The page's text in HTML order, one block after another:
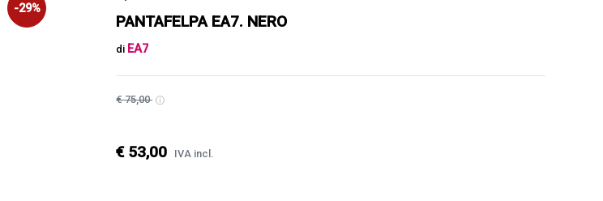
-29%
PANTAFELPA EA7. NERO
di EA7
€ 75,00
€ 53,00 IVA incl.